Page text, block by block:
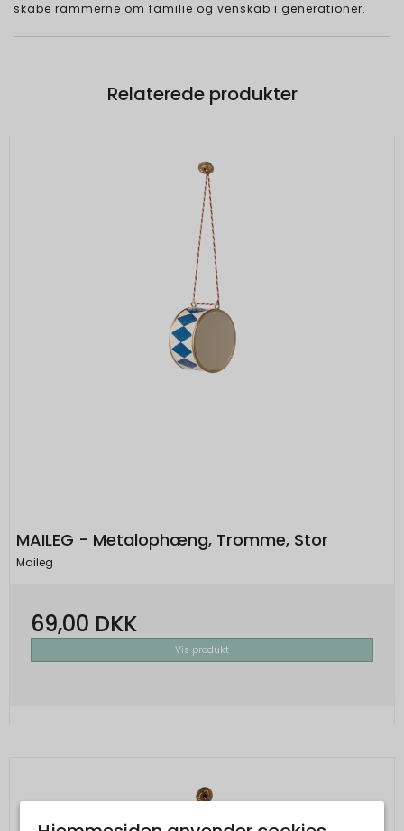
skabe rammerne om familie og venskab i generationer.
Relaterede produkter
MAILEG - Metalophæng, Tromme, Stor
Maileg
69,00 DKK
Vis produkt